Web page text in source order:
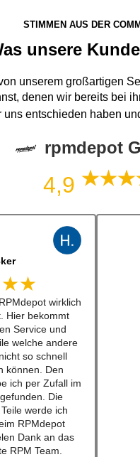
STIMMEN AUS DER
unsere
unserem großartigen
denen wir bereits bei
entschieden haben
rpmdepot
4,9
zu 100%
Habe einen
für einen w201
Lieferung schnell
top.
Teile ist wirklich
top!!!
ich sehr gerne
weiter.
bei zukünftigen
hier als erstes
Auswahl!